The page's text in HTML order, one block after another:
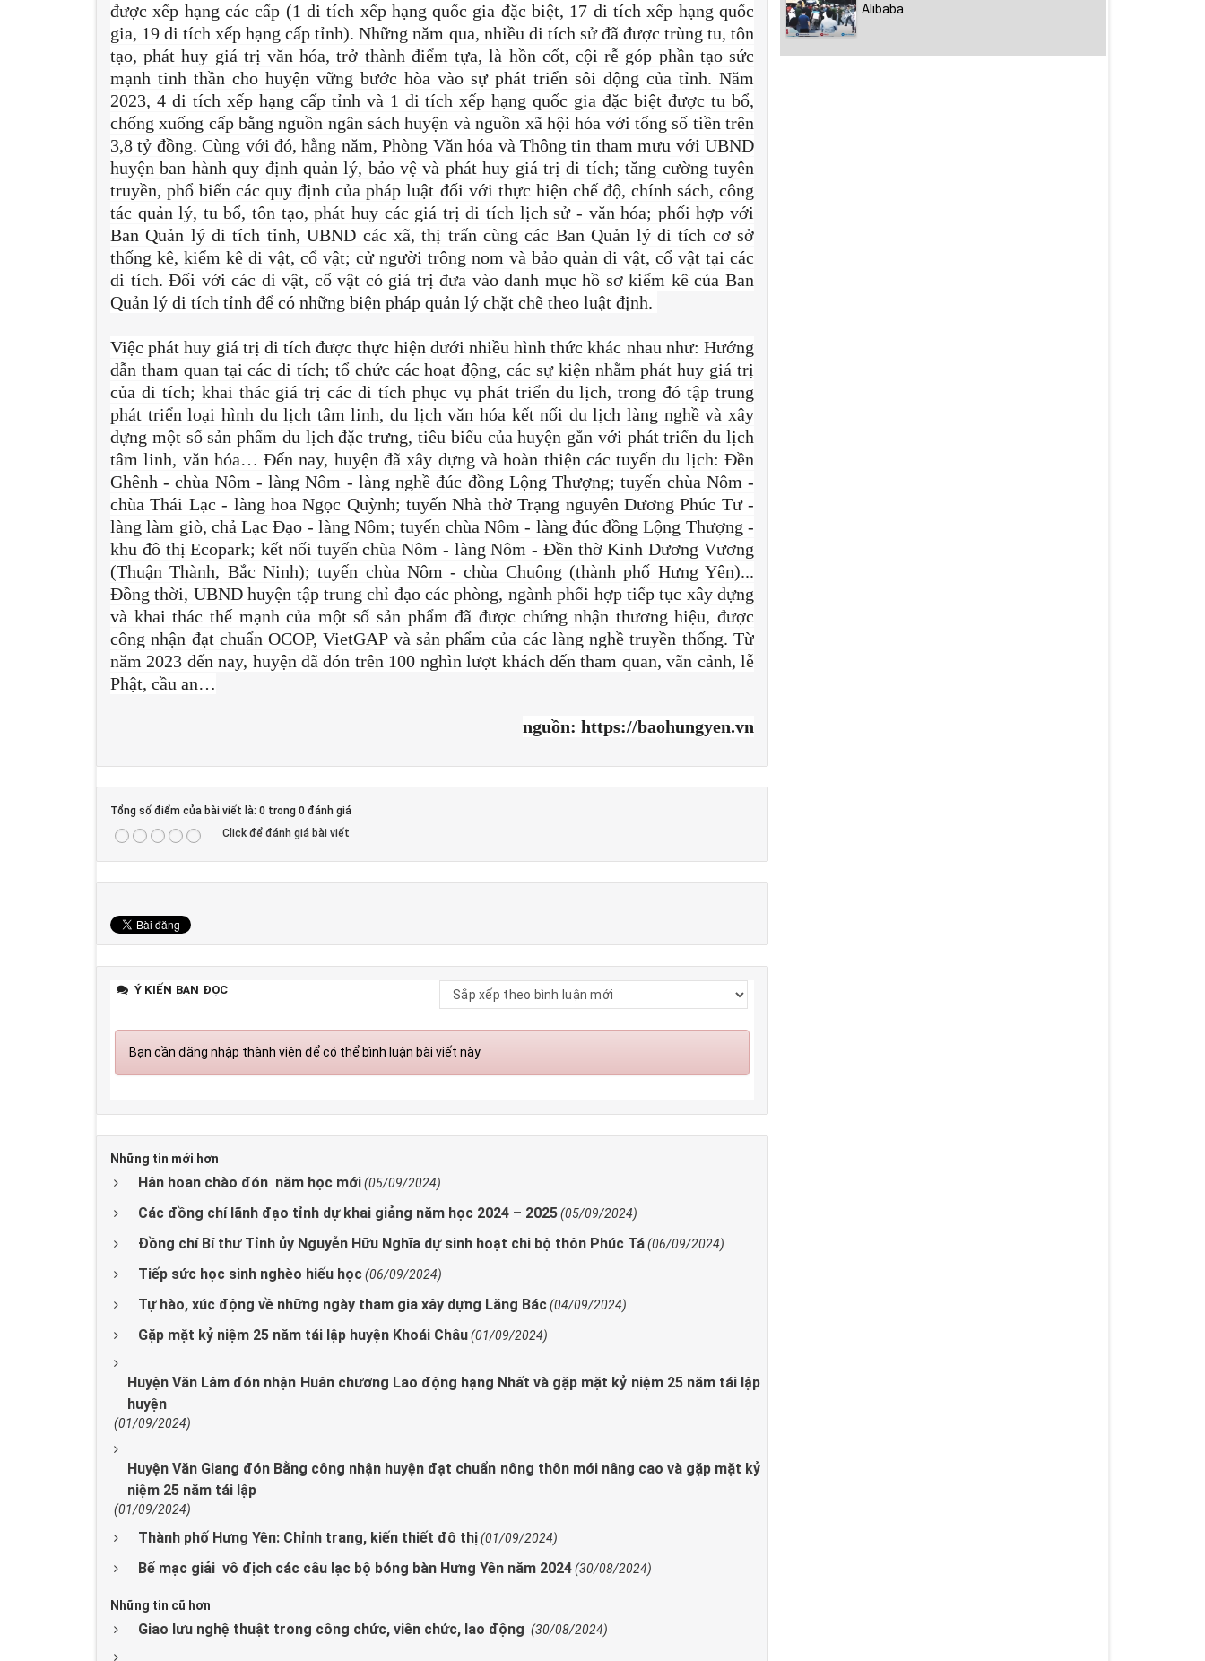
được xếp hạng các cấp (1 di tích xếp hạng quốc gia đặc biệt, 17 di tích xếp hạng quốc
gia, 19 di tích xếp hạng cấp tỉnh). Những năm qua, nhiều di tích sử đã được trùng tu, tôn
tạo, phát huy giá trị văn hóa, trở thành điểm tựa, là hồn cốt, cội rễ góp phần tạo sức
mạnh tinh thần cho huyện vững bước hòa vào sự phát triển sôi động của tỉnh. Năm
2023, 4 di tích xếp hạng cấp tỉnh và 1 di tích xếp hạng quốc gia đặc biệt được tu bổ,
chống xuống cấp bằng nguồn ngân sách huyện và nguồn xã hội hóa với tổng số tiền trên
3,8 tỷ đồng. Cùng với đó, hằng năm, Phòng Văn hóa và Thông tin tham mưu với UBND
huyện ban hành quy định quản lý, bảo vệ và phát huy giá trị di tích; tăng cường tuyên
truyền, phổ biến các quy định của pháp luật đối với thực hiện chế độ, chính sách, công
tác quản lý, tu bổ, tôn tạo, phát huy các giá trị di tích lịch sử - văn hóa; phối hợp với
Ban Quản lý di tích tỉnh, UBND các xã, thị trấn cùng các Ban Quản lý di tích cơ sở
thống kê, kiểm kê di vật, cổ vật; cử người trông nom và bảo quản di vật, cổ vật tại các
di tích. Đối với các di vật, cổ vật có giá trị đưa vào danh mục hồ sơ kiểm kê của Ban
Quản lý di tích tỉnh để có những biện pháp quản lý chặt chẽ theo luật định.
Việc phát huy giá trị di tích được thực hiện dưới nhiều hình thức khác nhau như: Hướng
dẫn tham quan tại các di tích; tổ chức các hoạt động, các sự kiện nhằm phát huy giá trị
của di tích; khai thác giá trị các di tích phục vụ phát triển du lịch, trong đó tập trung
phát triển loại hình du lịch tâm linh, du lịch văn hóa kết nối du lịch làng nghề và xây
dựng một số sản phẩm du lịch đặc trưng, tiêu biểu của huyện gắn với phát triển du lịch
tâm linh, văn hóa… Đến nay, huyện đã xây dựng và hoàn thiện các tuyến du lịch: Đền
Ghênh - chùa Nôm - làng Nôm - làng nghề đúc đồng Lộng Thượng; tuyến chùa Nôm -
chùa Thái Lạc - làng hoa Ngọc Quỳnh; tuyến Nhà thờ Trạng nguyên Dương Phúc Tư -
làng làm giò, chả Lạc Đạo - làng Nôm; tuyến chùa Nôm - làng đúc đồng Lộng Thượng -
khu đô thị Ecopark; kết nối tuyến chùa Nôm - làng Nôm - Đền thờ Kinh Dương Vương
(Thuận Thành, Bắc Ninh); tuyến chùa Nôm - chùa Chuông (thành phố Hưng Yên)...
Đồng thời, UBND huyện tập trung chỉ đạo các phòng, ngành phối hợp tiếp tục xây dựng
và khai thác thế mạnh của một số sản phẩm đã được chứng nhận thương hiệu, được
công nhận đạt chuẩn OCOP, VietGAP và sản phẩm của các làng nghề truyền thống. Từ
năm 2023 đến nay, huyện đã đón trên 100 nghìn lượt khách đến tham quan, vãn cảnh, lễ
Phật, cầu an…
nguồn: https://baohungyen.vn
Tổng số điểm của bài viết là: 0 trong 0 đánh giá
Click để đánh giá bài viết
Ý KIẾN BẠN ĐỌC
Bạn cần đăng nhập thành viên để có thể bình luận bài viết này
Những tin mới hơn
Hân hoan chào đón năm học mới(05/09/2024)
Các đồng chí lãnh đạo tỉnh dự khai giảng năm học 2024 – 2025(05/09/2024)
Đồng chí Bí thư Tỉnh ủy Nguyễn Hữu Nghĩa dự sinh hoạt chi bộ thôn Phúc Tá(06/09/2024)
Tiếp sức học sinh nghèo hiếu học (06/09/2024)
Tự hào, xúc động về những ngày tham gia xây dựng Lăng Bác (04/09/2024)
Gặp mặt kỷ niệm 25 năm tái lập huyện Khoái Châu(01/09/2024)
Huyện Văn Lâm đón nhận Huân chương Lao động hạng Nhất và gặp mặt kỷ niệm 25 năm tái lập
huyện
(01/09/2024)
Huyện Văn Giang đón Bằng công nhận huyện đạt chuẩn nông thôn mới nâng cao và gặp mặt kỷ
niệm 25 năm tái lập
(01/09/2024)
Thành phố Hưng Yên: Chỉnh trang, kiến thiết đô thị(01/09/2024)
Bế mạc giải vô địch các câu lạc bộ bóng bàn Hưng Yên năm 2024(30/08/2024)
Những tin cũ hơn
Giao lưu nghệ thuật trong công chức, viên chức, lao động (30/08/2024)
Alibaba